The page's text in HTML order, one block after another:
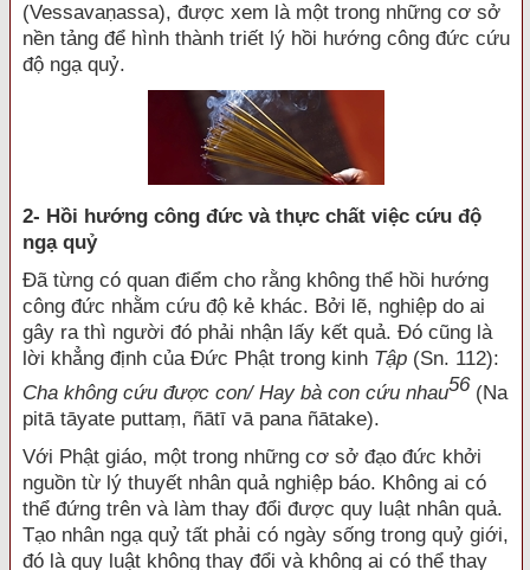
(Vessavaṇassa), được xem là một trong những cơ sở
nền tảng để hình thành triết lý hồi hướng công đức cứu
độ ngạ quỷ.
2- Hồi hướng công đức và thực chất việc cứu độ
ngạ quỷ
Đã từng có quan điểm cho rằng không thể hồi hướng
công đức nhằm cứu độ kẻ khác. Bởi lẽ, nghiệp do ai
gây ra thì người đó phải nhận lấy kết quả. Đó cũng là
lời khẳng định của Đức Phật trong kinh Tập (Sn. 112):
Cha không cứu được con/ Hay bà con cứu nhau56 (Na
pitā tāyate puttaṃ, ñātī vā pana ñātake).
Với Phật giáo, một trong những cơ sở đạo đức khởi
nguồn từ lý thuyết nhân quả nghiệp báo. Không ai có
thể đứng trên và làm thay đổi được quy luật nhân quả.
Tạo nhân ngạ quỷ tất phải có ngày sống trong quỷ giới,
đó là quy luật không thay đổi và không ai có thể thay